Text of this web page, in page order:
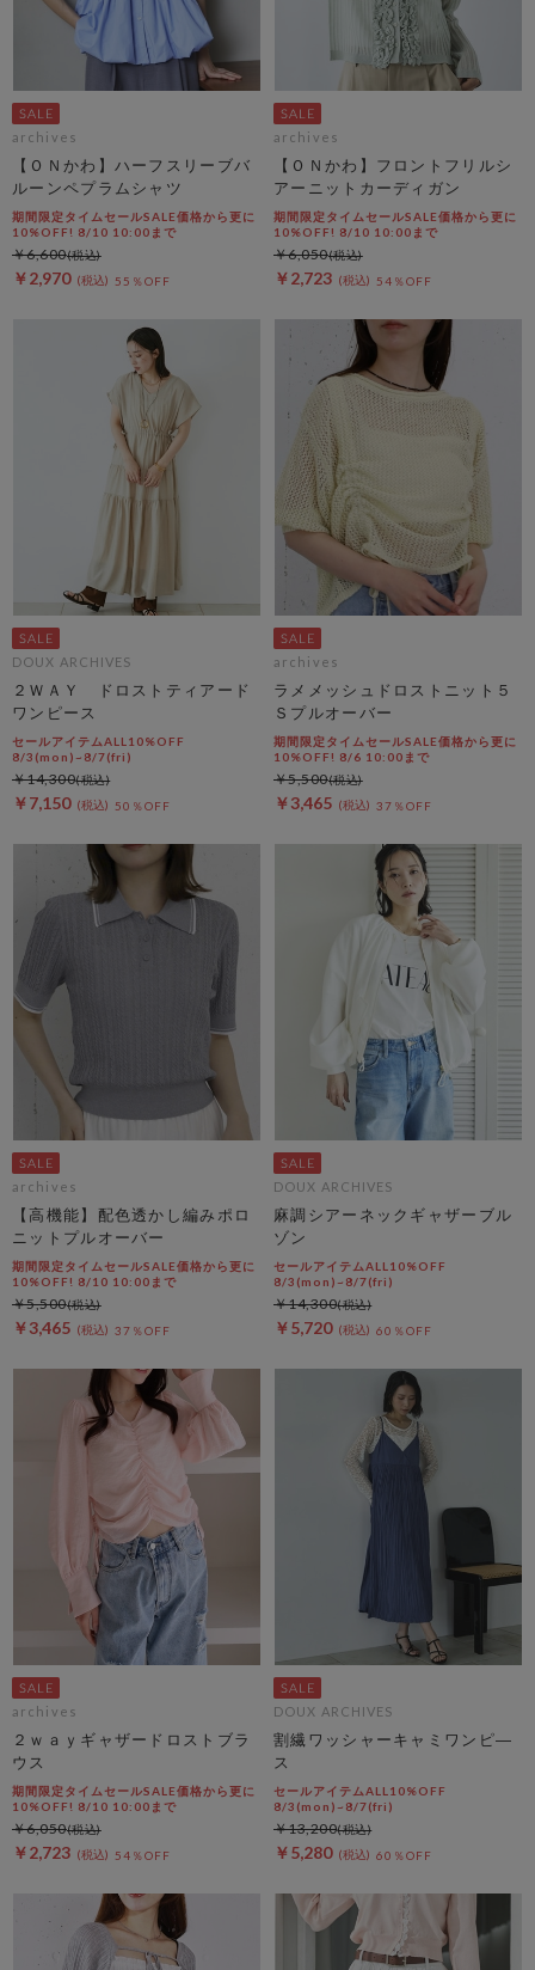
archives
【ＯＮかわ】ハーフスリーブバ
ルーンペプラムシャツ
期間限定タイムセールSALE価格から更に
10%OFF! 8/10 10:00まで
￥2,970 55％OFF
￥6,600
archives
【ＯＮかわ】フロントフリルシ
アーニットカーディガン
期間限定タイムセールSALE価格から更に
10%OFF! 8/10 10:00まで
￥2,723 54％OFF
￥6,050
DOUX ARCHIVES
２ＷＡＹ ドロストティアード
ワンピース
セールアイテムALL10%OFF
8/3(mon)~8/7(fri)
￥7,150 50％OFF
￥14,300
archives
ラメメッシュドロストニット５
Ｓプルオーバー
期間限定タイムセールSALE価格から更に
10%OFF! 8/6 10:00まで
￥3,465 37％OFF
￥5,500
archives
【高機能】配色透かし編みポロ
ニットプルオーバー
期間限定タイムセールSALE価格から更に
10%OFF! 8/10 10:00まで
￥3,465 37％OFF
￥5,500
DOUX ARCHIVES
麻調シアーネックギャザーブル
ゾン
セールアイテムALL10%OFF
8/3(mon)~8/7(fri)
￥5,720 60％OFF
￥14,300
archives
２ｗａｙギャザードロストブラ
ウス
期間限定タイムセールSALE価格から更に
10%OFF! 8/10 10:00まで
￥2,723 54％OFF
￥6,050
DOUX ARCHIVES
割繊ワッシャーキャミワンピ―
ス
セールアイテムALL10%OFF
8/3(mon)~8/7(fri)
￥5,280 60％OFF
￥13,200